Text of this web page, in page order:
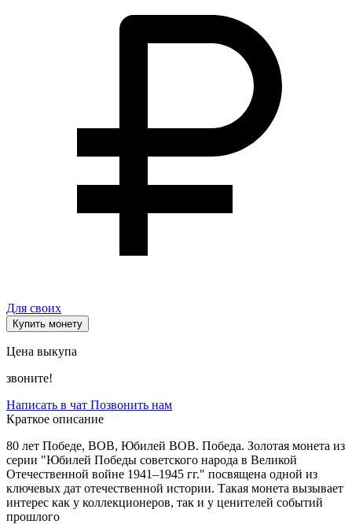
Для своих
Купить монету
Цена выкупа
звоните!
Написать в чат Позвонить нам
Краткое описание
80 лет Победе, ВОВ, Юбилей ВОВ. Победа. Золотая монета из
серии "Юбилей Победы советского народа в Великой
Отечественной войне 1941–1945 гг." посвящена одной из
ключевых дат отечественной истории. Такая монета вызывает
интерес как у коллекционеров, так и у ценителей событий
прошлого